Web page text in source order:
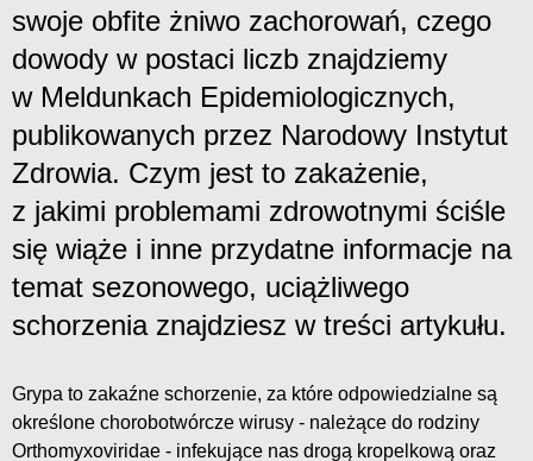
swoje obfite żniwo zachorowań, czego
dowody w postaci liczb znajdziemy
w Meldunkach Epidemiologicznych,
publikowanych przez Narodowy Instytut
Zdrowia. Czym jest to zakażenie,
z jakimi problemami zdrowotnymi ściśle
się wiąże i inne przydatne informacje na
temat sezonowego, uciążliwego
schorzenia znajdziesz w treści artykułu.
Grypa to zakaźne schorzenie, za które odpowiedzialne są
określone chorobotwórcze wirusy - należące do rodziny
Orthomyxoviridae - infekujące nas drogą kropelkową oraz